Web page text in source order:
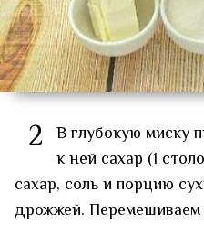
2 В глубокую миску
к ней сахар (1
сахар, соль и порцию
дрожжей.